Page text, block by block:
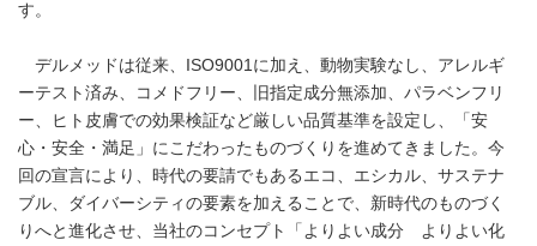
す。
デルメッドは従来、ISO9001に加え、動物実験なし、アレルギ
ーテスト済み、コメドフリー、旧指定成分無添加、パラベンフリ
ー、ヒト皮膚での効果検証など厳しい品質基準を設定し、「安
心・安全・満足」にこだわったものづくりを進めてきました。今
回の宣言により、時代の要請でもあるエコ、エシカル、サステナ
ブル、ダイバーシティの要素を加えることで、新時代のものづく
りへと進化させ、当社のコンセプト「よりよい成分 よりよい化